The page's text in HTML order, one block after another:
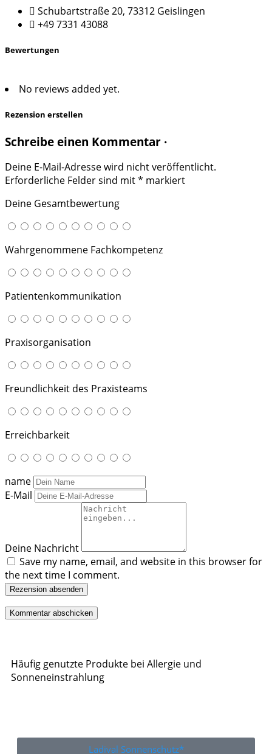
Schubartstraße 20, 73312 Geislingen
+49 7331 43088
Bewertungen
No reviews added yet.
Rezension erstellen
Schreibe einen Kommentar ·
Deine E-Mail-Adresse wird nicht veröffentlicht.
Erforderliche Felder sind mit* markiert
Deine Gesamtbewertung
Wahrgenommene Fachkompetenz
Patientenkommunikation
Praxisorganisation
Freundlichkeit des Praxisteams
Erreichbarkeit
name
E-Mail
Deine Nachricht
Save my name, email, and website in this browser for
the next time I comment.
Rezension absenden
Häufig genutzte Produkte bei Allergie und
Sonneneinstrahlung
Ladival Sonnenschutz*